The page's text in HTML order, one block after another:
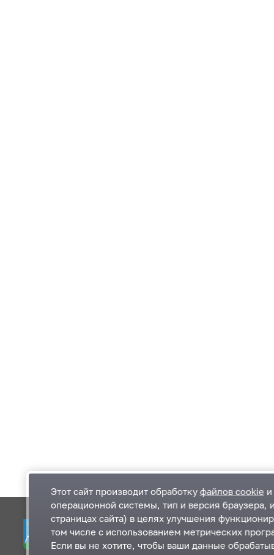
Одинцовский городской округ Московской
области
Этот сайт производит обработку файлов cookie
операционной системы, тип и версия браузера,
страницах сайта) в целях улучшения
том числе с использованием метрических
Если вы не хотите, чтобы ваши данные